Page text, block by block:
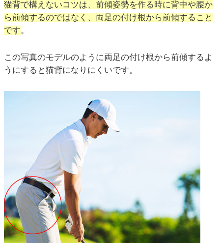
猫背で構えないコツは、前傾姿勢を作る時に背中や腰か
ら前傾するのではなく、両足の付け根から前傾すること
です。
この写真のモデルのように両足の付け根から前傾するよ
うにすると猫背になりにくいです。